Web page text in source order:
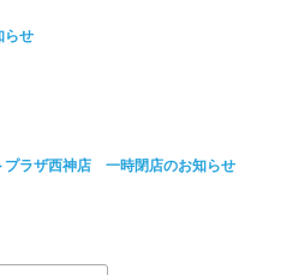
らせ
プラザ西神店 一時閉店のお知らせ